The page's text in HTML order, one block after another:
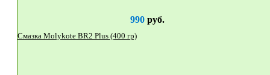
990руб.
Смазка Molykote BR2 Plus (400 гр)